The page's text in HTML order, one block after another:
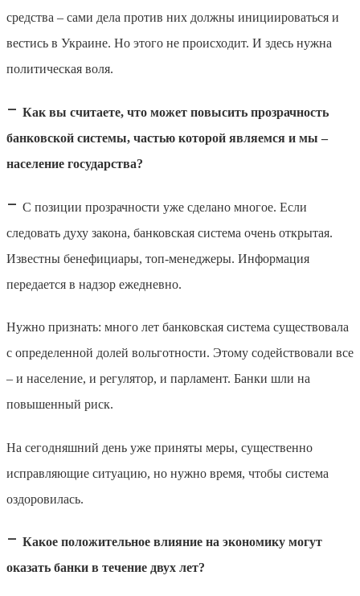
средства – сами дела против них должны инициироваться и
вестись в Украине. Но этого не происходит. И здесь нужна
политическая воля.
– Как вы считаете, что может повысить прозрачность
банковской системы, частью которой являемся и мы –
население государства?
– С позиции прозрачности уже сделано многое. Если
следовать духу закона, банковская система очень открытая.
Известны бенефициары, топ-менеджеры. Информация
передается в надзор ежедневно.
Нужно признать: много лет банковская система существовала
с определенной долей вольготности. Этому содействовали все
– и население, и регулятор, и парламент. Банки шли на
повышенный риск.
На сегодняшний день уже приняты меры, существенно
исправляющие ситуацию, но нужно время, чтобы система
оздоровилась.
– Какое положительное влияние на экономику могут
оказать банки в течение двух лет?